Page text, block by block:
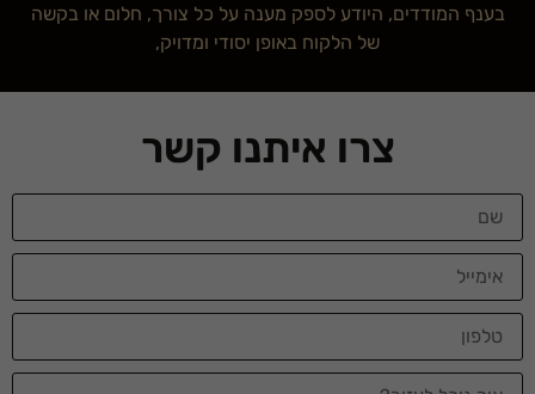
בענף המודדים, היודע לספק מענה על כל צורך, חלום או בקשה
של הלקוח באופן יסודי ומדויק,
צרו איתנו קשר